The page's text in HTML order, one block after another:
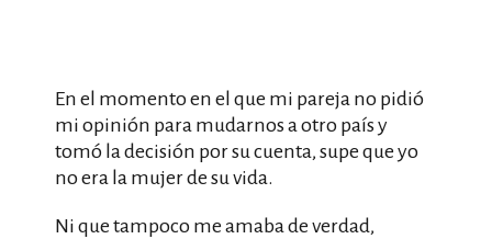
En el momento en el que mi pareja no pidió
mi opinión para mudarnos a otro país y
tomó la decisión por su cuenta, supe que yo
no era la mujer de su vida.
Ni que tampoco me amaba de verdad,